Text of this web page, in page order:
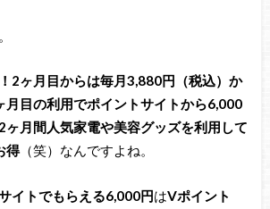
2ヶ月目からは毎月3,880円（税込）か
月目の利用でポイントサイトから6,000
2ヶ月間人気家電や美容グッズを利用して
得（笑）なんですよね。
イトでもらえる6,000円はVポイント